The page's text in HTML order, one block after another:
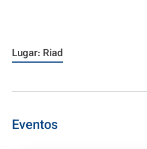
Lugar: Riad
Eventos